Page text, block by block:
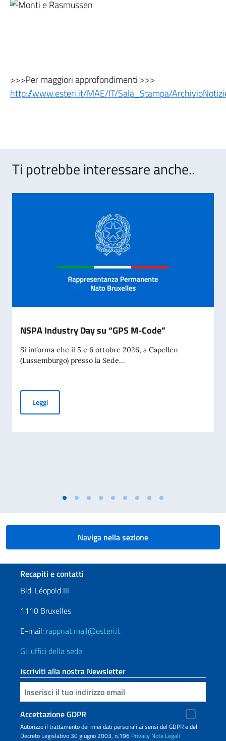
>>>Per maggiori approfondimenti >>>
http://www.esteri.it/MAE/IT/Sala_Stampa/
Ti potrebbe interessare anche..
NSPA Industry Day su “GPS M-Code”
Si informa che il 5 e 6 ottobre 2026, a Capellen
(Lussemburgo) presso la Sede...
LeggiNSPA Industry Day su “GPS M-Code”
Naviga nella sezione
Sezione footer
Recapiti e contatti
Bld. Léopold III
1110 Bruxelles
E-mail: rappnat.mail@esteri.it
Gli uffici della sede
Iscriviti alla nostra Newsletter
Inserisci la tua email
Accettazione GDPR
Autorizzo il trattamento dei miei dati personali ai sensi del GDPR e del
Decreto Legislativo 30 giugno 2003, n.196 Privacy Note Legali